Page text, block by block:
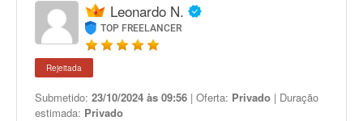
Leonardo N.
TOP FREELANCER
Rejeitada
Submetido: 23/10/2024 às 09:56 | Oferta: Privado | Duração
estimada: Privado